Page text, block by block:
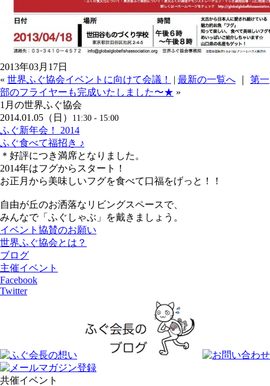
2013年03月 17日
« 世界ふぐ協会イベントに向けて会議！ | 最新の一覧へ
第一
部のフライヤーも完成いたしました〜★ »
1月の世界ふぐ協会
2014.01.05（日） 11:30 - 15:00
ふぐ新年会！ 2014
ふぐ食べて福招き ♪
＊好評につき満席となりました。
2014年はフグからスタート！
お正月から美味しいフグを食べて口福をげっと！！
自由が丘のお洒落なリビングスペースで、
みんなで「ふぐしゃぶ」を戴きましょう。
イベント協賛のお願い
世界ふぐ協会とは？
ブログ
主催イベント
Facebook
Twitter
共催イベント